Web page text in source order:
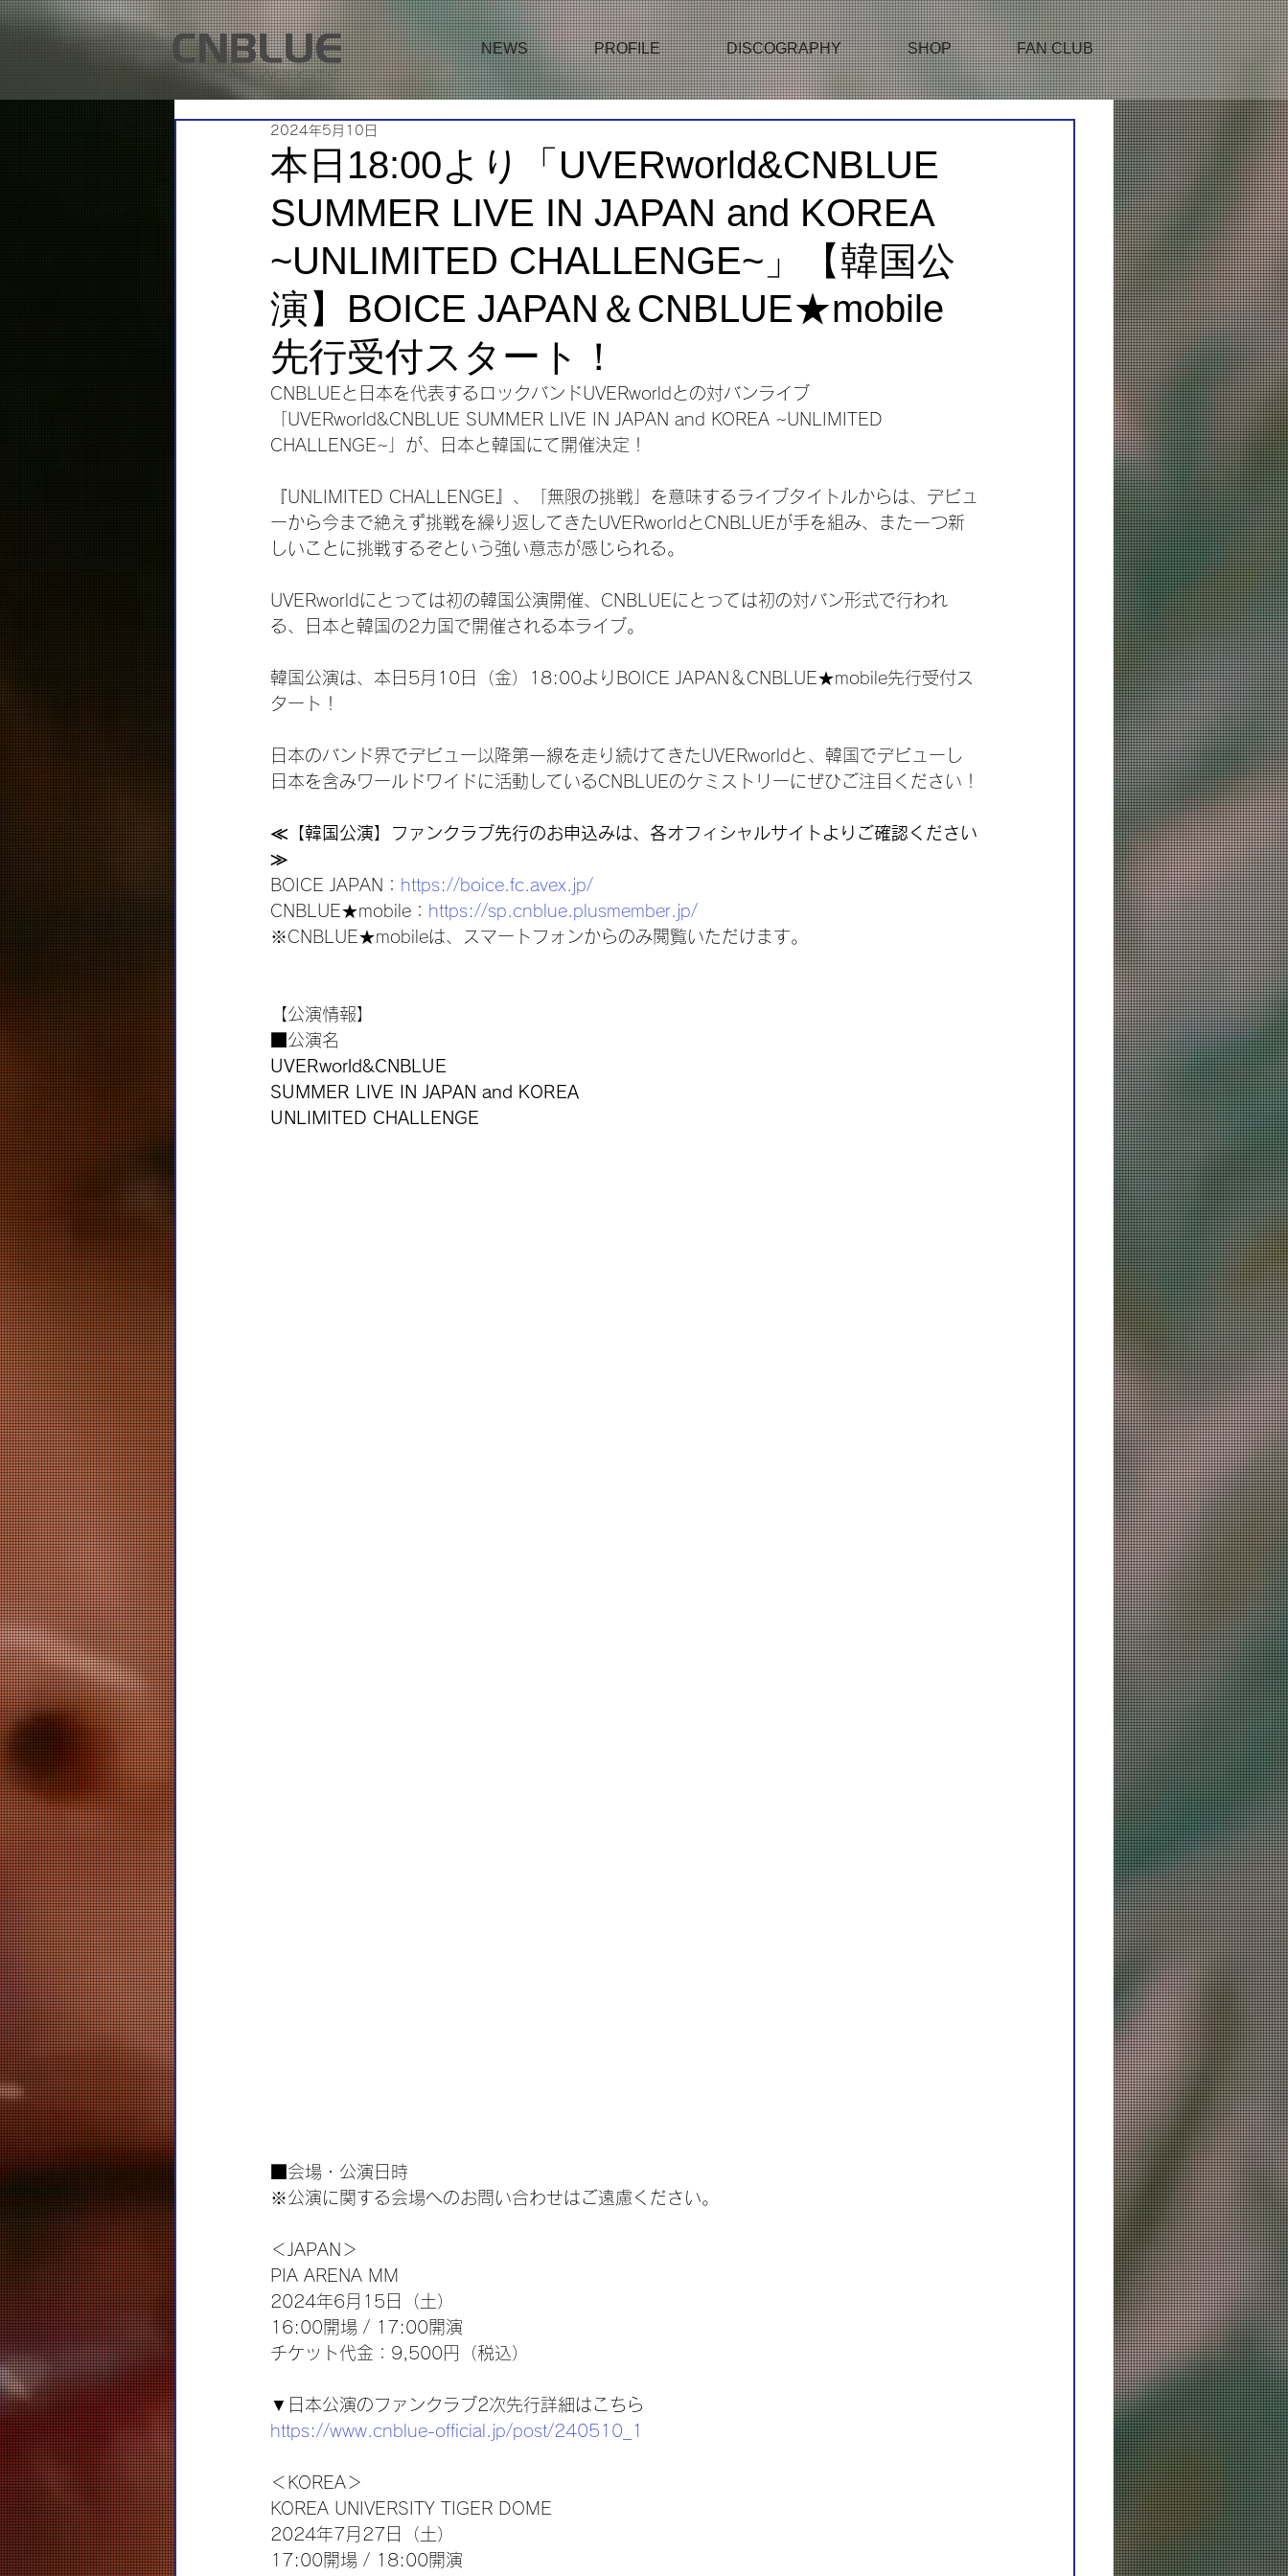
NEWS PROFILE DISCOGRAPHY SHOP FAN CLUB
本日18:00より「UVERworld&CNBLUE
SUMMER LIVE IN JAPAN and KOREA
~UNLIMITED CHALLENGE~」【韓国公
演】BOICE JAPAN＆CNBLUE★mobile
先行受付スタート！
2024年5月10日
CNBLUEと日本を代表するロックバンドUVERworldとの対バンライブ
「UVERworld&CNBLUE SUMMER LIVE IN JAPAN and KOREA ~UNLIMITED
CHALLENGE~」が、日本と韓国にて開催決定！
『UNLIMITED CHALLENGE』、「無限の挑戦」を意味するライブタイトルからは、デビュ
ーから今まで絶えず挑戦を繰り返してきたUVERworldとCNBLUEが手を組み、また一つ新
しいことに挑戦するぞという強い意志が感じられる。
UVERworldにとっては初の韓国公演開催、CNBLUEにとっては初の対バン形式で行われ
る、日本と韓国の2カ国で開催される本ライブ。
韓国公演は、本日5月10日（金）18:00よりBOICE JAPAN＆CNBLUE★mobile先行受付ス
タート！
日本のバンド界でデビュー以降第一線を走り続けてきたUVERworldと、韓国でデビューし
日本を含みワールドワイドに活動しているCNBLUEのケミストリーにぜひご注目ください！
≪【韓国公演】ファンクラブ先行のお申込みは、各オフィシャルサイトよりご確認ください
≫
BOICE JAPAN： https://boice.fc.avex.jp/
CNBLUE★mobile： https://sp.cnblue.plusmember.jp/
※CNBLUE★mobileは、スマートフォンからのみ閲覧いただけます。
【公演情報】
■公演名
UVERworld&CNBLUE
SUMMER LIVE IN JAPAN and KOREA
UNLIMITED CHALLENGE
■会場・公演日時
※公演に関する会場へのお問い合わせはご遠慮ください。
＜JAPAN＞
PIA ARENA MM
2024年6月15日（土）
16:00開場 / 17:00開演
チケット代金：9,500円（税込）
▼日本公演のファンクラブ2次先行詳細はこちら
https://www.cnblue-official.jp/post/240510_1
＜KOREA＞
KOREA UNIVERSITY TIGER DOME
2024年7月27日（土）
17:00開場 / 18:00開演